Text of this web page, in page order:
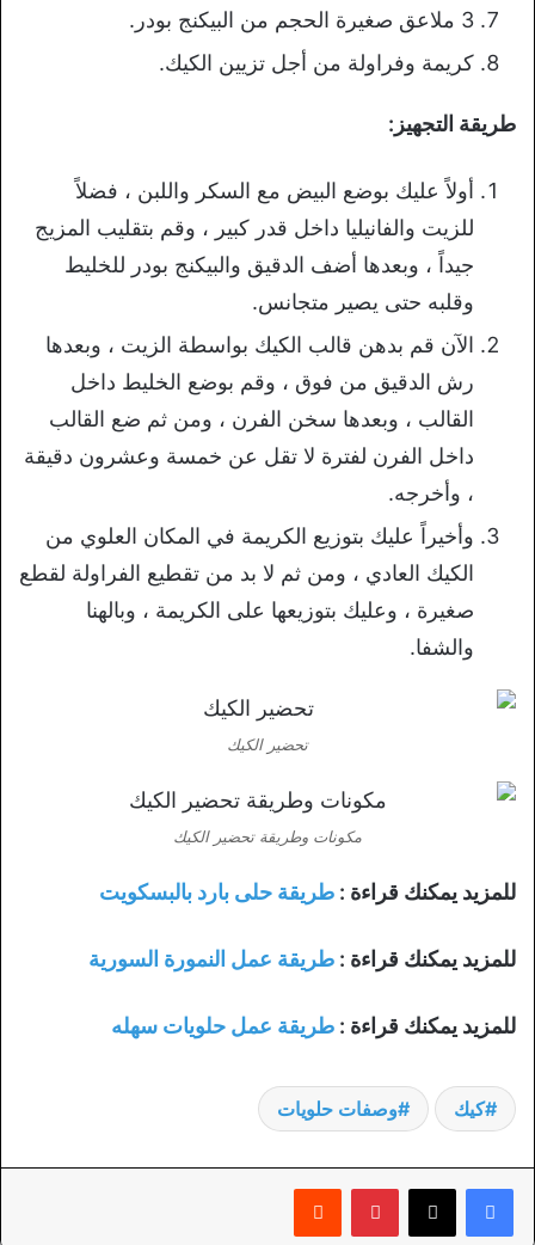
3 ملاعق صغيرة الحجم من البيكنج بودر.
كريمة وفراولة من أجل تزيين الكيك.
طريقة التجهيز:
أولاً عليك بوضع البيض مع السكر واللبن ، فضلاً
للزيت والفانيليا داخل قدر كبير ، وقم بتقليب المزيج
جيداً ، وبعدها أضف الدقيق والبيكنج بودر للخليط
وقلبه حتى يصير متجانس.
الآن قم بدهن قالب الكيك بواسطة الزيت ، وبعدها
رش الدقيق من فوق ، وقم بوضع الخليط داخل
القالب ، وبعدها سخن الفرن ، ومن ثم ضع القالب
داخل الفرن لفترة لا تقل عن خمسة وعشرون دقيقة
، وأخرجه.
وأخيراً عليك بتوزيع الكريمة في المكان العلوي من
الكيك العادي ، ومن ثم لا بد من تقطيع الفراولة لقطع
صغيرة ، وعليك بتوزيعها على الكريمة ، وبالهنا
والشفا.
تحضير الكيك
مكونات وطريقة تحضير الكيك
للمزيد يمكنك قراءة : طريقة حلى بارد بالبسكويت
للمزيد يمكنك قراءة : طريقة عمل النمورة السورية
للمزيد يمكنك قراءة : طريقة عمل حلويات سهله
كيك وصفات حلويات
بينتيريست